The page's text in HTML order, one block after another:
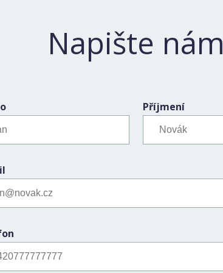
Napište nám
Příjmení